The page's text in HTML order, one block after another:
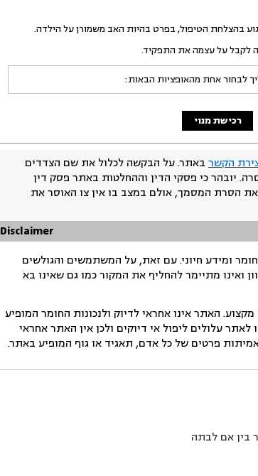
בהצלחת הטיפול, בפרט בהיות האב משמורן על הילדה.
לקבל על עצמה את התפקיד.
לבחור אחת מהאופציות הבאות:
רכישת מנוי
הקשר באתר. על הבקשה לכלול את שם הצדדים
יובהר כי פסקי הדין וההחלטות באתר פסק דין
הסרת המסמך, אולם במצב בו אין צו האוסר את
Disclaimer
ומידע חיוני. עם זאת, על המשתמשים והגולשים
ואינו מתיימר להחליף את המקור כמו גם שאינו בא
האתר אינו אחראי לדיוק ולנכונות החומר המופיע
עלולים ליפול אי דיוקים ולכן אין האתר אחראי
פרטים של כל אדם, תאגיד או גוף המופיע באתר.
בין אם לבתה